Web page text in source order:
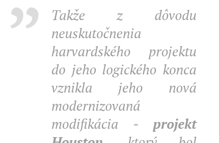
Takže z dôvodu
neuskutočnenia
harvardského projektu
do jeho logického konca
vznikla jeho nová
modernizovaná
modifikácia - projekt